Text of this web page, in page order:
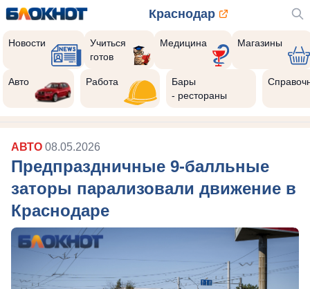
Краснодар
Новости
Учиться
готов
Медицина Магазины
Авто Работа
Бары
- рестораны
АВТО 08.05.2026
Предпраздничные 9-балльные
заторы парализовали движение в
Краснодаре